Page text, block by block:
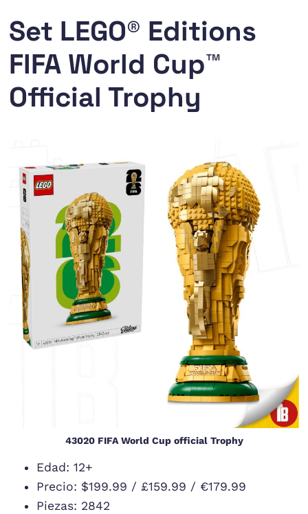
Set LEGO® Editions
FIFA World Cup™
Official Trophy
43020 FIFA World Cup official Trophy
Edad: 12+
Precio: $199.99 / £159.99 / €179.99
Piezas: 2842